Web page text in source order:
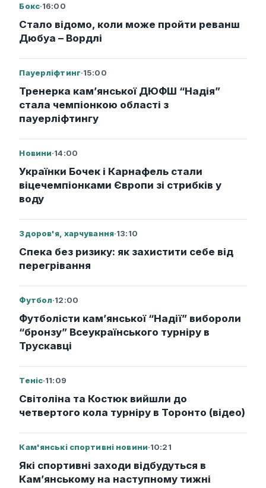
Бокс·16:00
Стало відомо, коли може пройти реванш
Дюбуа – Вордлі
Пауерліфтинг·15:00
Тренерка кам’янської ДЮФШ “Надія”
стала чемпіонкою області з
пауерліфтингу
Новини·14:00
Українки Бочек і Карнафель стали
віцечемпіонками Європи зі стрибків у
воду
Здоров'я, харчування·13:10
Спека без ризику: як захистити себе від
перегрівання
Футбол·12:00
Футболісти кам’янської “Надії” вибороли
“бронзу” Всеукраїнського турніру в
Трускавці
Теніс·11:09
Світоліна та Костюк вийшли до
четвертого кола турніру в Торонто (відео)
Кам'янські спортивні новини·10:21
Які спортивні заходи відбудуться в
Кам’янському на наступному тижні